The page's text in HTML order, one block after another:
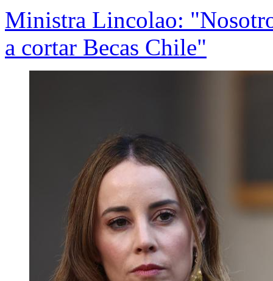
Ministra Lincolao:
a cortar Becas Chile"